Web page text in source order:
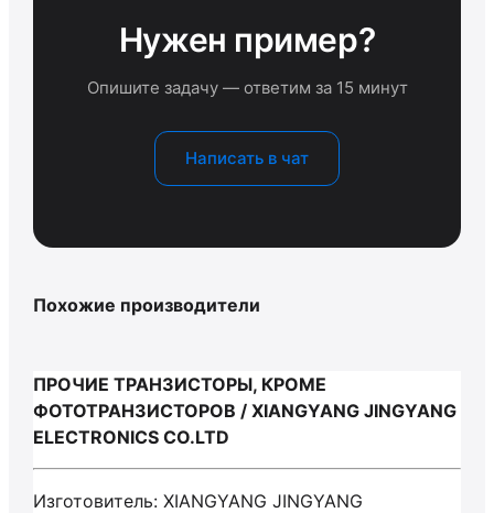
Нужен пример?
Опишите задачу — ответим за 15 минут
Написать в чат
Похожие производители
ПРОЧИЕ ТРАНЗИСТОРЫ, КРОМЕ
ФОТОТРАНЗИСТОРОВ / XIANGYANG JINGYANG
ELECTRONICS CO.LTD
Изготовитель: XIANGYANG JINGYANG